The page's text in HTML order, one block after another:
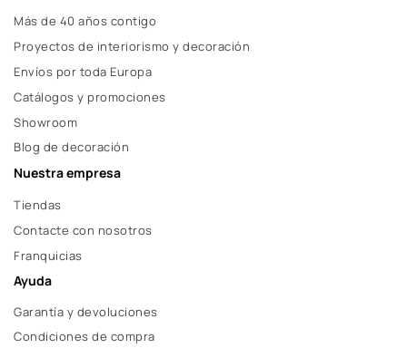
Más de 40 años contigo
Proyectos de interiorismo y decoración
Envíos por toda Europa
Catálogos y promociones
Showroom
Blog de decoración
Nuestra empresa
Tiendas
Contacte con nosotros
Franquicias
Ayuda
Garantía y devoluciones
Condiciones de compra